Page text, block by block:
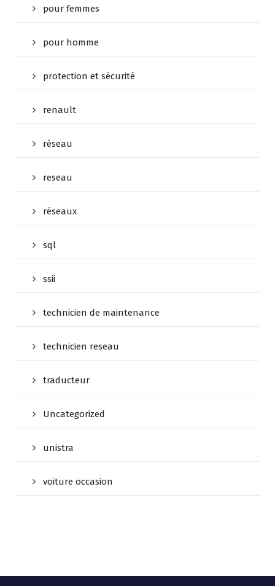
pour femmes
pour homme
protection et sécurité
renault
réseau
reseau
réseaux
sql
ssii
technicien de maintenance
technicien reseau
traducteur
Uncategorized
unistra
voiture occasion